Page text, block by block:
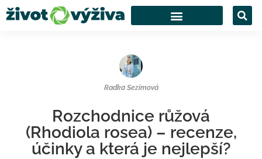
Radka Sezimová
Rozchodnice růžová
(Rhodiola rosea) – recenze,
účinky a která je nejlepší?